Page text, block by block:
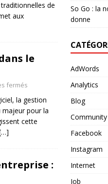
de
aux
le
fermés
la gestion
majeur pour la
cette
:
So Go : la
donne
AdWords
Analytics
Blog
Facebook
Instagram
Internet
Job